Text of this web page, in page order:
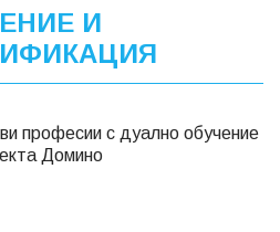
И
професии с дуално обучение
Домино